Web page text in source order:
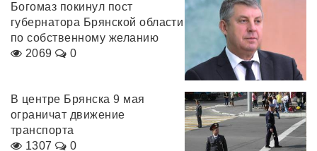
Богомаз покинул пост
губернатора Брянской области
по собственному желанию
2069
0
В центре Брянска 9 мая
ограничат движение
транспорта
1307
0